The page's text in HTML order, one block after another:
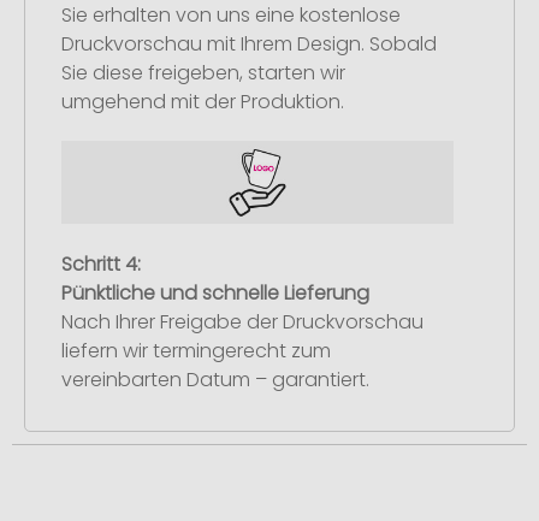
Sie erhalten von uns eine kostenlose
Druckvorschau mit Ihrem Design. Sobald
Sie diese freigeben, starten wir
umgehend mit der Produktion.
Schritt 4:
Pünktliche und schnelle Lieferung
Nach Ihrer Freigabe der Druckvorschau
liefern wir termingerecht zum
vereinbarten Datum – garantiert.